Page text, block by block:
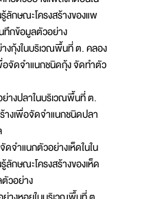
ลักษณะโครงสร้างของแพ
ทึกข้อมูลตัวอย่าง
งกุ้งในบริเวณพื้นที่ ต. คลอง
อจัดจำแนกชนิดกุ้ง จัดทำตัว
ย่างปลาในบริเวณพื้นที่ ต.
างเพื่อจัดจำแนกชนิดปลา
ดจำแนกตัวอย่างเห็ดในใน
กษณะโครงสร้างของเห็ด
วอย่าง